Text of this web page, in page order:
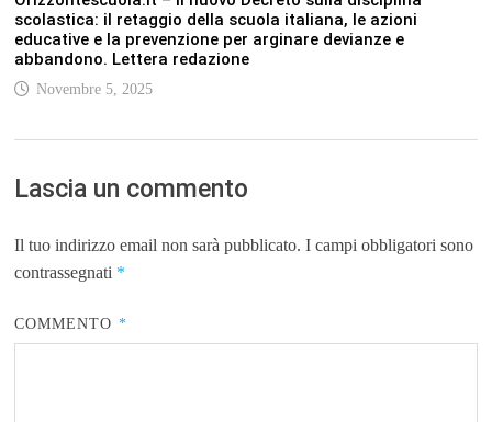
scolastica: il retaggio della scuola italiana, le azioni
educative e la prevenzione per arginare devianze e
abbandono. Lettera redazione
Novembre 5, 2025
Lascia un commento
Il tuo indirizzo email non sarà pubblicato. I campi obbligatori sono
contrassegnati *
COMMENTO *